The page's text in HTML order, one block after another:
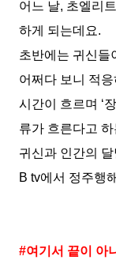
어느 날, 초엘리
하게 되는데요.
초반에는 귀신들
어쩌다 보니 적
시간이
흐르며 ‘
류가 흐른다고
귀신과 인간의
B tv에서 정주행
#여기서 끝이 아